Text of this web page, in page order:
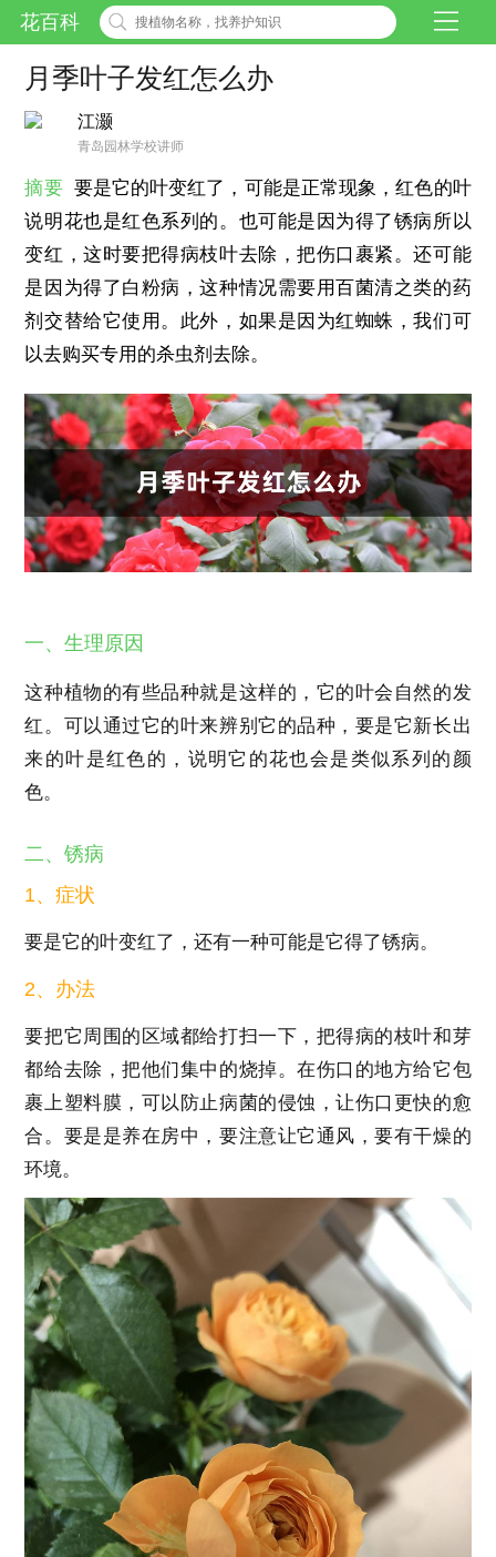
花百科
月季叶子发红怎么办
江灏
青岛园林学校讲师
摘要 要是它的叶变红了，可能是正常现象，红色的叶
说明花也是红色系列的。也可能是因为得了锈病所以
变红，这时要把得病枝叶去除，把伤口裹紧。还可能
是因为得了白粉病，这种情况需要用百菌清之类的药
剂交替给它使用。此外，如果是因为红蜘蛛，我们可
以去购买专用的杀虫剂去除。
一、生理原因
这种植物的有些品种就是这样的，它的叶会自然的发
红。可以通过它的叶来辨别它的品种，要是它新长出
来的叶是红色的，说明它的花也会是类似系列的颜
色。
二、锈病
1、症状
要是它的叶变红了，还有一种可能是它得了锈病。
2、办法
要把它周围的区域都给打扫一下，把得病的枝叶和芽
都给去除，把他们集中的烧掉。在伤口的地方给它包
裹上塑料膜，可以防止病菌的侵蚀，让伤口更快的愈
合。要是是养在房中，要注意让它通风，要有干燥的
环境。